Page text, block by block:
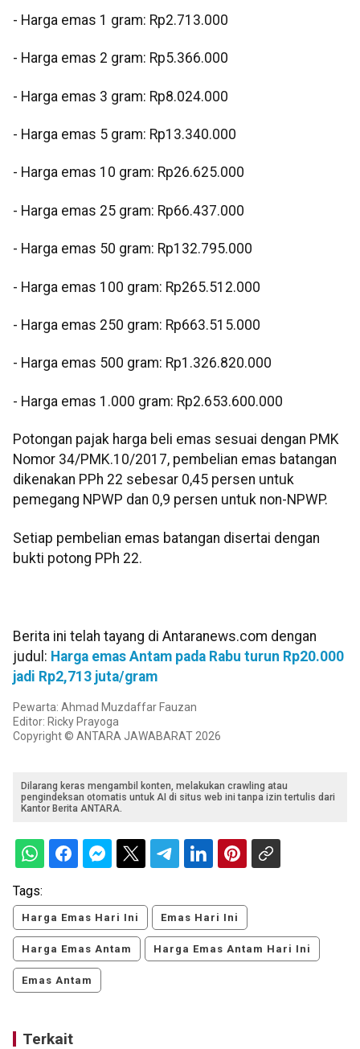
- Harga emas 1 gram: Rp2.713.000
‎- Harga emas 2 gram: Rp5.366.000
‎- Harga emas 3 gram: Rp8.024.000
‎- Harga emas 5 gram: Rp13.340.000
‎- Harga emas 10 gram: Rp26.625.000
‎- Harga emas 25 gram: Rp66.437.000
‎- Harga emas 50 gram: Rp132.795.000
‎- Harga emas 100 gram: Rp265.512.000
‎- Harga emas 250 gram: Rp663.515.000
‎- Harga emas 500 gram: Rp1.326.820.000
‎- Harga emas 1.000 gram: Rp2.653.600.000
‎‎Potongan pajak harga beli emas sesuai dengan PMK
Nomor 34/PMK.10/2017, pembelian emas batangan
dikenakan PPh 22 sebesar 0,45 persen untuk
pemegang NPWP dan 0,9 persen untuk non-NPWP.
Setiap pembelian emas batangan disertai dengan
bukti potong PPh 22.
Berita ini telah tayang di Antaranews.com dengan
judul: Harga emas Antam pada Rabu turun Rp20.000
jadi Rp2,713 juta/gram
Pewarta: Ahmad Muzdaffar Fauzan
Editor: Ricky Prayoga
Copyright © ANTARA JAWABARAT 2026
Dilarang keras mengambil konten, melakukan crawling atau
pengindeksan otomatis untuk AI di situs web ini tanpa izin tertulis dari
Kantor Berita ANTARA.
Tags:
Harga Emas Hari Ini Emas Hari Ini
Harga Emas Antam Harga Emas Antam Hari Ini
Emas Antam
Terkait